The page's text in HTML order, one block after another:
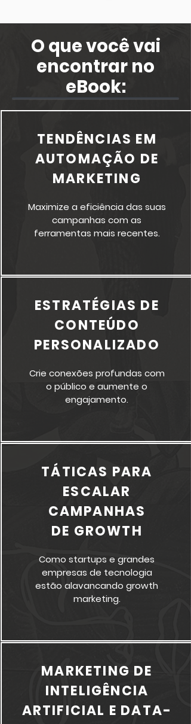
O que você vai
encontrar no
eBook:
TENDÊNCIAS EM
AUTOMAÇÃO DE
MARKETING
Maximize a eficiência das suas
campanhas com as
ferramentas mais recentes.
ESTRATÉGIAS DE
CONTEÚDO
PERSONALIZADO
Crie conexões profundas com
o público e aumente o
engajamento.
TÁTICAS PARA
ESCALAR
CAMPANHAS
DE GROWTH
Como startups e grandes
empresas de tecnologia
estão alavancando growth
marketing.
MARKETING DE
INTELIGÊNCIA
ARTIFICIAL E DATA-